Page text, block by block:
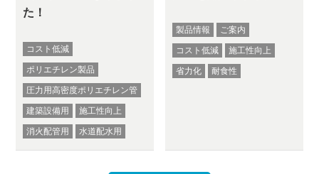
た！
コスト低減
ポリエチレン製品
圧力用高密度ポリエチレン管
建築設備用 施工性向上
消火配管用 水道配水用
製品情報 ご案内
コスト低減 施工性向上
省力化 耐食性